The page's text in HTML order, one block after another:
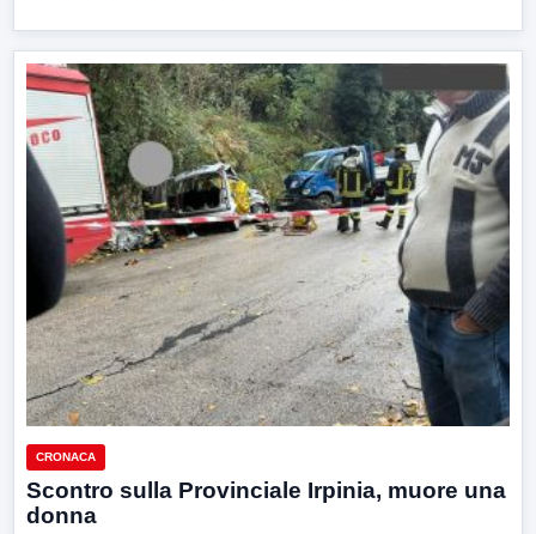
CRONACA
Scontro sulla Provinciale Irpinia, muore una
donna